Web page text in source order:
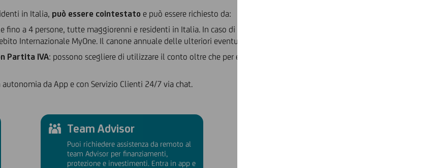
in Italia, può essere cointestato e può essere richiesto da:
fino a 4 persone, tutte maggiorenni e residenti in Italia. In caso di conto cointestato, all’interno del canone mensile del
Internazionale MyOne. Il canone annuale delle ulteriori eventuali carte di debito è di 22€
Partita IVA: possono scegliere di utilizzare il conto oltre che per esigenze familiari, anche per i movimenti legati alla
da App e con Servizio Clienti 24/7 via chat.
Team Advisor
Puoi richiedere assistenza da remoto al
team Advisor per finanziamenti,
protezione e investimenti. Entra in app e